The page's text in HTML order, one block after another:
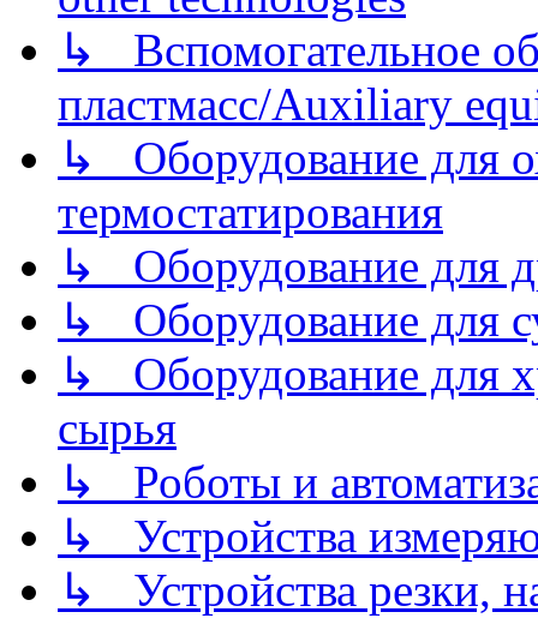
↳ Вспомогательное
пластмасс/Auxiliary
↳ Оборудование для
термостатирования
↳ Оборудование для
↳ Оборудование для
↳ Оборудование для
сырья
↳ Роботы и
↳ Устройства
↳ Устройства резки,